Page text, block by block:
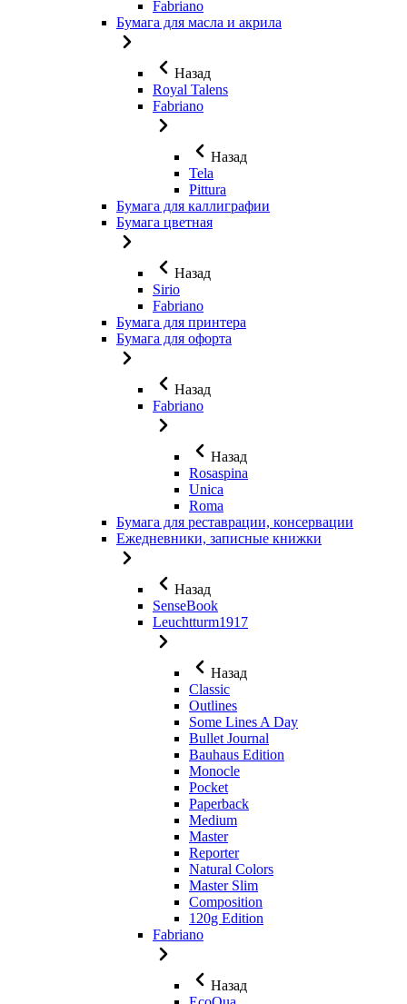
Fabriano
Бумага для масла и акрила
Назад
Royal Talens
Fabriano
Назад
Tela
Pittura
Бумага для каллиграфии
Бумага цветная
Назад
Sirio
Fabriano
Бумага для принтера
Бумага для офорта
Назад
Fabriano
Назад
Rosaspina
Unica
Roma
Бумага для реставрации, консервации
Ежедневники, записные книжки
Назад
SenseBook
Leuchtturm1917
Назад
Classic
Outlines
Some Lines A Day
Bullet Journal
Bauhaus Edition
Monocle
Pocket
Paperback
Medium
Master
Reporter
Natural Colors
Master Slim
Composition
120g Edition
Fabriano
Назад